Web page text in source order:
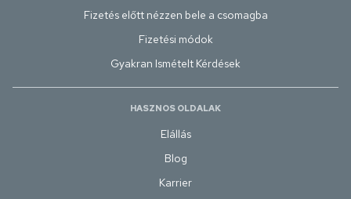
Fizetés előtt nézzen bele a csomagba
Fizetési módok
Gyakran Ismételt Kérdések
HASZNOS OLDALAK
Elállás
Blog
Karrier